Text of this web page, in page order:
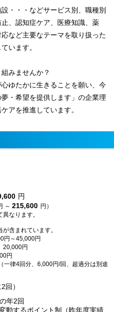
・・・などサービス別、職種別
、認知症ケア、医療知識、薬
など主要なテーマを取り扱った
います。
みませんか？
ゆたかに生きることを願い、今
・希望を提供します」の企業理
アを推進しています。
円
～ 215,600 円）
なります。
含まれています。
円～45,000円
20,000円
円
律4回分、6,000円/回、超過分は別途
回）
年2回
動するポイント制（昨年度実績